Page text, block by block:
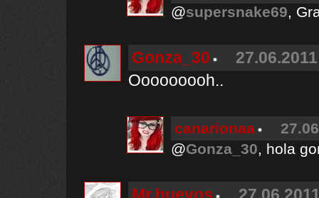
@supersnake69,
Gonza_30
Ooooooooh..
canarionaa
@Gonza_30, hola